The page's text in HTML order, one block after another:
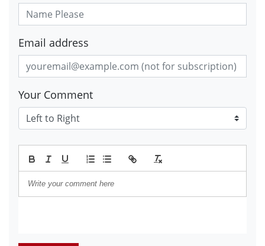
Email address
Your Comment